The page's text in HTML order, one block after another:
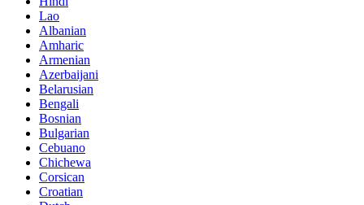
Lao
Albanian
Amharic
Armenian
Azerbaijani
Belarusian
Bengali
Bosnian
Bulgarian
Cebuano
Chichewa
Corsican
Croatian